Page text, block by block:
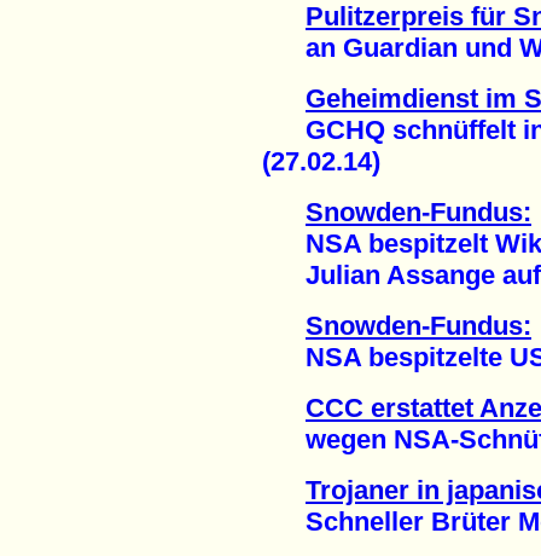
Pulitzerpreis für
an Guardian und
Geheimdienst im
GCHQ schnüffelt
(27.02.14)
Snowden-Fundus:
NSA bespitzelt
Julian Assange auf
Snowden-Fundus:
NSA bespitzelte
CCC erstattet
wegen NSA-
Trojaner in
Schneller Brüter